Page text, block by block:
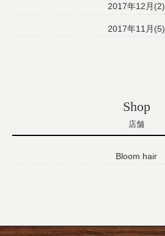
2017年12月(2)
2017年11月(5)
Shop
店舗
Bloom hair